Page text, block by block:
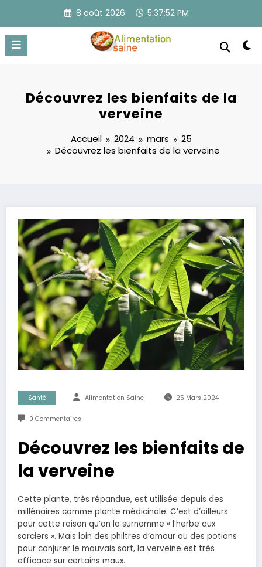
contenu
8 août 2026 5:37:53 PM
Découvrez les bienfaits de la
verveine
Accueil 2024 mars
25
Découvrez les bienfaits de la verveine
Santé Alimentation Saine 25 Mars 2024
0 Commentaires
Découvrez les bienfaits de
la verveine
Cette plante, très répandue, est utilisée depuis des
millénaires comme plante médicinale. C’est d’ailleurs
pour cette raison qu’on la surnomme « l’herbe aux
sorciers ». Mais loin des philtres d’amour ou des potions
pour conjurer le mauvais sort, la verveine est très
efficace sur certains maux.